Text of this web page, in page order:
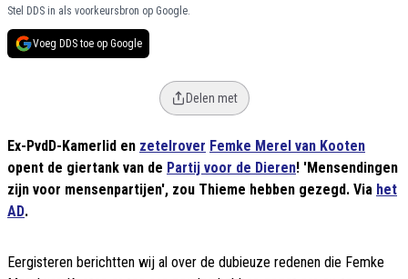
Stel DDS in als voorkeursbron op Google.
Voeg DDS toe op Google
Delen met
Ex-PvdD-Kamerlid en zetelrover Femke Merel van Kooten
opent de giertank van de Partij voor de Dieren! 'Mensendingen
zijn voor mensenpartijen', zou Thieme hebben gezegd. Via het
AD.
Eergisteren berichtten wij al over de dubieuze redenen die Femke